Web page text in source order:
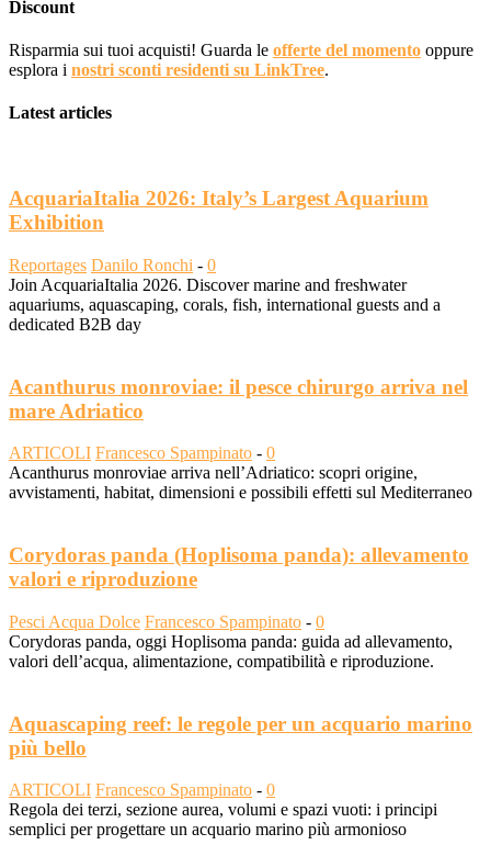
Discount
Risparmia sui tuoi acquisti! Guarda le offerte del momento oppure
esplora i nostri sconti residenti su LinkTree.
Latest articles
AcquariaItalia 2026: Italy’s Largest Aquarium
Exhibition
Reportages Danilo Ronchi - 0
Join AcquariaItalia 2026. Discover marine and freshwater
aquariums, aquascaping, corals, fish, international guests and a
dedicated B2B day
Acanthurus monroviae: il pesce chirurgo arriva nel
mare Adriatico
ARTICOLI Francesco Spampinato - 0
Acanthurus monroviae arriva nell’Adriatico: scopri origine,
avvistamenti, habitat, dimensioni e possibili effetti sul Mediterraneo
Corydoras panda (Hoplisoma panda): allevamento
valori e riproduzione
Pesci Acqua Dolce Francesco Spampinato - 0
Corydoras panda, oggi Hoplisoma panda: guida ad allevamento,
valori dell’acqua, alimentazione, compatibilità e riproduzione.
Aquascaping reef: le regole per un acquario marino
più bello
ARTICOLI Francesco Spampinato - 0
Regola dei terzi, sezione aurea, volumi e spazi vuoti: i principi
semplici per progettare un acquario marino più armonioso